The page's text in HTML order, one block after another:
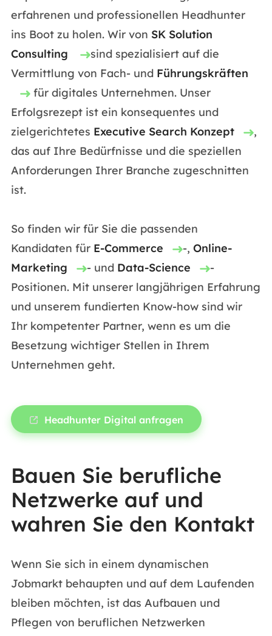
erfahrenen und professionellen Headhunter
ins Boot zu holen. Wir von SK Solution
Consulting
sind spezialisiert auf die
Vermittlung von Fach- und Führungskräften
für digitales Unternehmen. Unser
Erfolgsrezept ist ein konsequentes und
zielgerichtetes Executive Search Konzept
,
das auf Ihre Bedürfnisse und die speziellen
Anforderungen Ihrer Branche zugeschnitten
ist.
So finden wir für Sie die passenden
Kandidaten für E-Commerce -, Online-
Marketing
- und Data-Science
-
Positionen. Mit unserer langjährigen Erfahrung
und unserem fundierten Know-how sind wir
Ihr kompetenter Partner, wenn es um die
Besetzung wichtiger Stellen in Ihrem
Unternehmen geht.
Headhunter Digital anfragen
Bauen Sie berufliche
Netzwerke auf und
wahren Sie den Kontakt
Wenn Sie sich in einem dynamischen
Jobmarkt behaupten und auf dem Laufenden
bleiben möchten, ist das Aufbauen und
Pflegen von beruflichen Netzwerken